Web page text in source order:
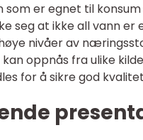
som er egnet til
seg at ikke all vann er
nivåer av
oppnås fra ulike
for å sikre god